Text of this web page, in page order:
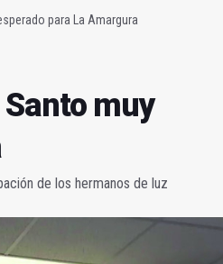
para La Amargura
muy
de los hermanos de luz